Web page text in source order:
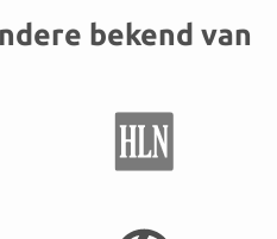
bekend van